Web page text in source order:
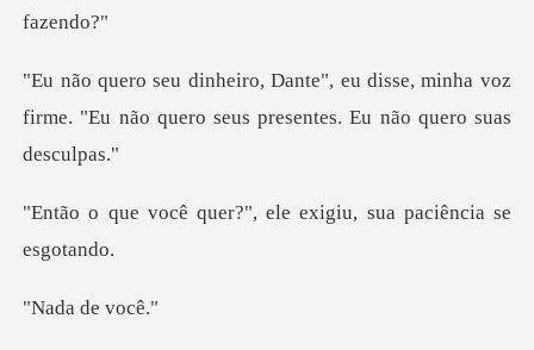
isse, minha voz
firme. "Eu não quero seu
r?", ele exigiu, sua
de v